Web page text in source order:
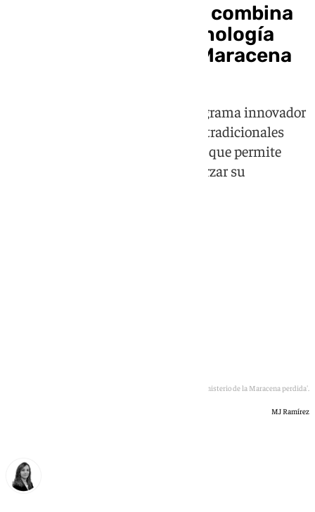
Un ‘escape room’ que combina
memoria, juego y tecnología
para los mayores de Maracena
Esta iniciativa, incluida en el programa innovador
‘Mentes en juego’, transforma los tradicionales
talleres en una nueva experiencia que permite
ejercitar la mente, aprender y reforzar su
Participantes en el 'escape room' 'El misterio de la Maracena perdida'.
MJ Ramírez